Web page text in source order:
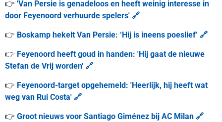
👉 'Van Persie is genadeloos en heeft weinig interesse in
door Feyenoord verhuurde spelers' 🔗
👉 Boskamp hekelt Van Persie: ‘Hij is ineens poeslief’ 🔗
👉 Feyenoord heeft goud in handen: 'Hij gaat de nieuwe
Stefan de Vrij worden' 🔗
👉 Feyenoord-target opgehemeld: 'Heerlijk, hij heeft wat
weg van Rui Costa' 🔗
👉 Groot nieuws voor Santiago Giménez bij AC Milan 🔗